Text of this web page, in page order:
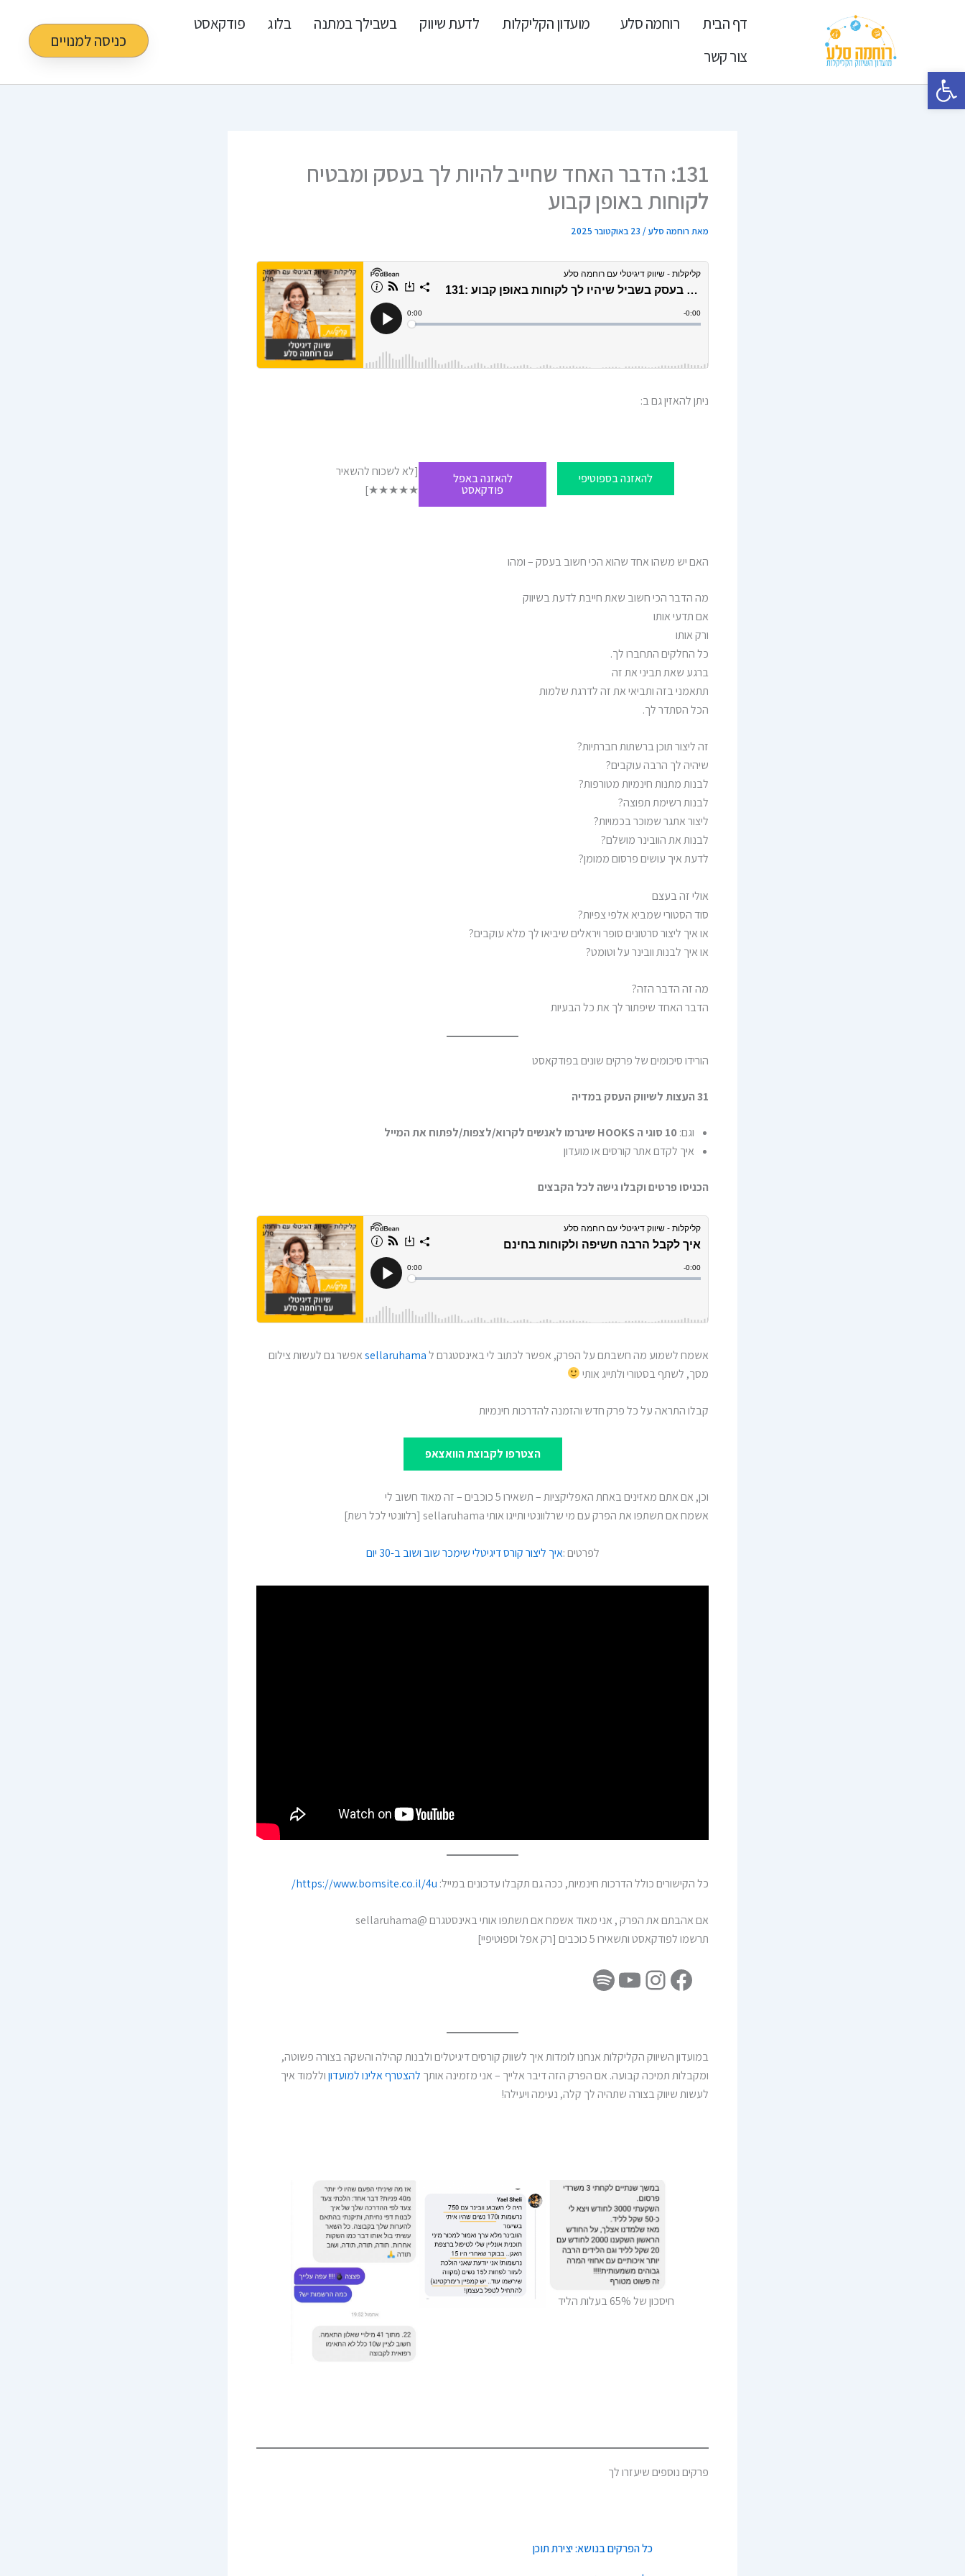
פתח סרגל נגישות
דף הבית רוחמה סלע מועדון הקליקלות לדעת שיווק בשבילך במתנה בלוג
פודקאסט
צור קשר
כניסה למנויים
131: הדבר האחד שחייב להיות לך בעסק ומבטיח
לקוחות באופן קבוע
מאתרוחמה סלע/ 23 באוקטובר 2025
ניתן להאזין גם ב:
להאזנה בספוטיפי להאזנה באפל
פודקאסט
[לא לשכוח להשאיר
★★★★★]
האם יש משהו אחד שהוא הכי חשוב בעסק – ומהו
מה הדבר הכי חשוב שאת חייבת לדעת בשיווק
אם תדעי אותו
ורק אותו
כל החלקים התחברו לך.
ברגע שאת תביני את זה
תתאמני בזה ותביאי את זה לדרגת שלמות
הכל הסתדר לך.
זה ליצור תוכן ברשתות חברתיות?
שיהיה לך הרבה עוקבים?
לבנות מתנות חינמיות מטורפות?
לבנות רשימת תפוצה?
ליצור אתגר שמוכר בכמויות?
לבנות את הוובינר מושלם?
לדעת איך עושים פרסום ממומן?
אולי זה בעצם
סוד הסטורי שמביא אלפי צפיות?
או איך ליצור סרטונים סופר ויראלים שיביאו לך מלא עוקבים?
או איך לבנות וובינר על וטומט?
מה זה הדבר הזה?
הדבר האחד שיפתור לך את כל הבעיות
הורידו סיכומים של פרקים שונים בפודקאסט
31 העצות לשיווק העסק במדיה
וגם:10 סוגי ה HOOKS שיגרמו לאנשים לקרוא/לצפות/לפתוח את המייל
איך לקדם אתר קורסים או מועדון
הכניסו פרטים וקבלו גישה לכל הקבצים
אשמח לשמוע מה חשבתם על הפרק, אפשר לכתוב לי באינסטגרם לsellaruhamaאפשר גם לעשות צילום
מסך, לשתף בסטורי ולתייג אותי
קבלו התראה על כל פרק חדש והזמנה להדרכות חינמיות
הצטרפו לקבוצת הוואצאפ
וכן, אם אתם מאזינים באחת האפליקציות – תשאירו 5 כוכבים – זה מאוד חשוב לי
אשמח אם תשתפו את הפרק עם מי שרלוונטי ותייגו אותי sellaruhama [רלוונטי לכל רשת]
לפרטים :איך ליצור קורס דיגיטלי שימכר שוב ושוב ב-30 יום
כל הקישורים כולל הדרכות חינמיות, ככה גם תקבלו עדכונים במייל: https://www.bomsite.co.il/4u/
אם אהבתם את הפרק , אני מאוד אשמח אם תשתפו אותי באינסטגרם @sellaruhama
תרשמו לפודקאסט ותשאירו 5 כוכבים [רק אפל וספוטיפיי]
במועדון השיווק הקליקלות אנחנו לומדות איך לשווק קורסים דיגיטלים ולבנות קהילה והשקה בצורה פשוטה,
ומקבלות תמיכה קבועה. אם הפרק הזה דיבר אלייך – אני מזמינה אותך להצטרף אלינו למועדוןוללמוד איך
לעשות שיווק בצורה שתהיה לך קלה, נעימה ויעילה!
חיסכון של 65% בעלות הליד
פרקים נוספים שיעזרו לך
כל הפרקים בנושא: יצירת תוכן